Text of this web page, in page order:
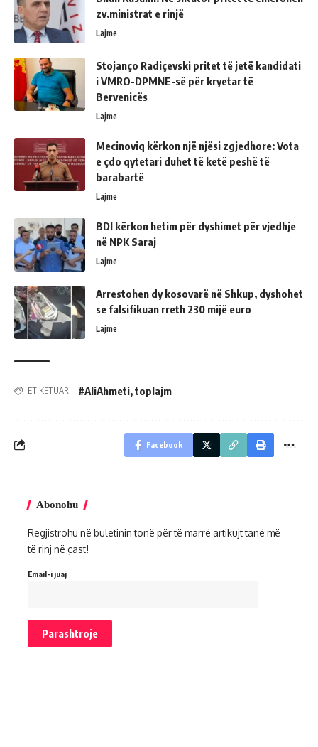
zv.ministrat e rinjë
Lajme
Stojanço Radiçevski pritet të jetë kandidati
i VMRO-DPMNE-së për kryetar të
Bervenicës
Lajme
Mecinoviq kërkon një njësi zgjedhore: Vota
e çdo qytetari duhet të ketë peshë të
barabartë
Lajme
BDI kërkon hetim për dyshimet për vjedhje
në NPK Saraj
Lajme
Arrestohen dy kosovarë në Shkup, dyshohet
se falsifikuan rreth 230 mijë euro
Lajme
ETIKETUAR: #AliAhmeti,toplajm
Facebook
Abonohu
Regjistrohu në buletinin tonë për të marrë artikujt tanë më
të rinj në çast!
Email-i juaj